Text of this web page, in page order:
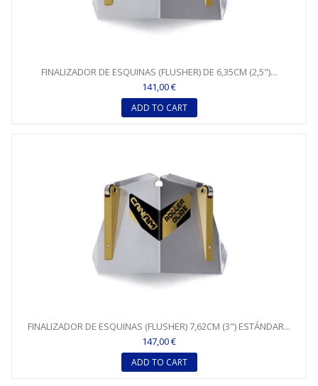
FINALIZADOR DE ESQUINAS (FLUSHER) DE 6,35CM (2,5")...
141,00 €
ADD TO CART
FINALIZADOR DE ESQUINAS (FLUSHER) 7,62CM (3") ESTÁNDAR...
147,00 €
ADD TO CART